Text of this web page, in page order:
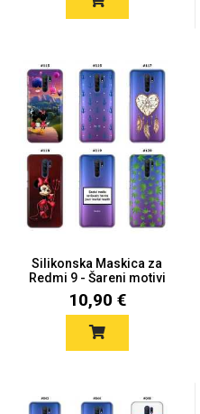
Silikonska Maskica za
Redmi 9 - Šareni motivi
10,90 €